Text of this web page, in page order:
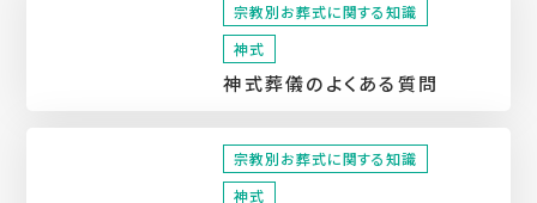
宗教別お葬式に関する知識
神式
神式葬儀のよくある質問
宗教別お葬式に関する知識
神式